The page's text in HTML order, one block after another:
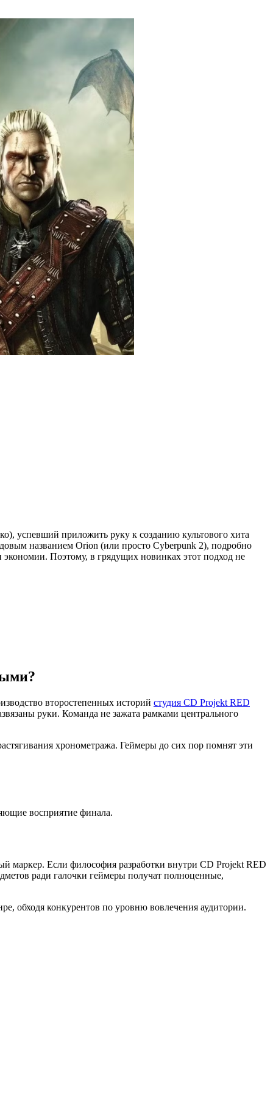
успевший приложить руку к созданию культового хита
названием Orion (или просто Cyberpunk 2), подробно
Поэтому, в грядущих новинках этот подход не
второстепенных историй студия CD Projekt RED
руки. Команда не зажата рамками центрального
хронометража. Геймеры до сих пор помнят эти
восприятие финала.
маркер. Если философия разработки внутри CD Projekt RED
ради галочки геймеры получат полноценные,
обходя конкурентов по уровню вовлечения аудитории.